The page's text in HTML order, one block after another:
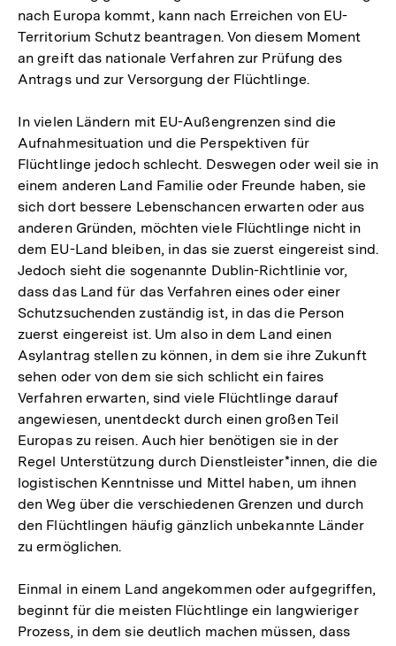
nach Europa kommt, kann nach Erreichen von EU-
Territorium Schutz beantragen. Von diesem Moment
an greift das nationale Verfahren zur Prüfung des
Antrags und zur Versorgung der Flüchtlinge.
In vielen Ländern mit EU-Außengrenzen sind die
Aufnahmesituation und die Perspektiven für
Flüchtlinge jedoch schlecht. Deswegen oder weil sie in
einem anderen Land Familie oder Freunde haben, sie
sich dort bessere Lebenschancen erwarten oder aus
anderen Gründen, möchten viele Flüchtlinge nicht in
dem EU-Land bleiben, in das sie zuerst eingereist sind.
Jedoch sieht die sogenannte Dublin-Richtlinie vor,
dass das Land für das Verfahren eines oder einer
Schutzsuchenden zuständig ist, in das die Person
zuerst eingereist ist. Um also in dem Land einen
Asylantrag stellen zu können, in dem sie ihre Zukunft
sehen oder von dem sie sich schlicht ein faires
Verfahren erwarten, sind viele Flüchtlinge darauf
angewiesen, unentdeckt durch einen großen Teil
Europas zu reisen. Auch hier benötigen sie in der
Regel Unterstützung durch Dienstleister*innen, die die
logistischen Kenntnisse und Mittel haben, um ihnen
den Weg über die verschiedenen Grenzen und durch
den Flüchtlingen häufig gänzlich unbekannte Länder
zu ermöglichen.
Einmal in einem Land angekommen oder aufgegriffen,
beginnt für die meisten Flüchtlinge ein langwieriger
Prozess, in dem sie deutlich machen müssen, dass